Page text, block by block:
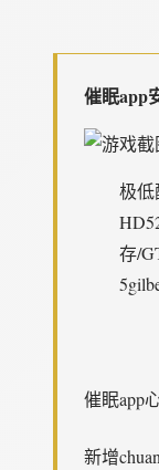
催眠app
极低
存/
催眠app
新增